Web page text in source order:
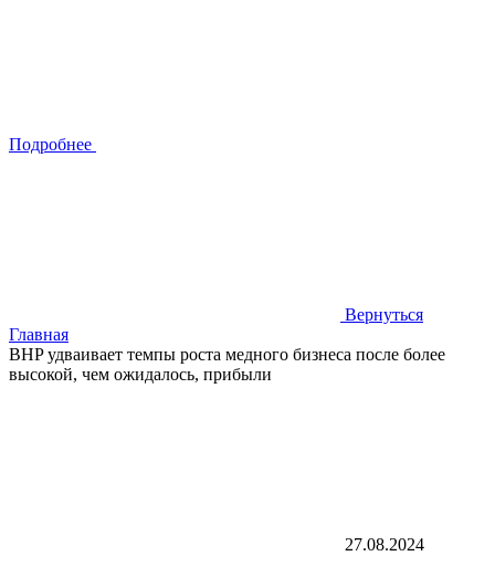
Подробнее
Вернуться
Главная
BHP удваивает темпы роста медного бизнеса после более
высокой, чем ожидалось, прибыли
27.08.2024